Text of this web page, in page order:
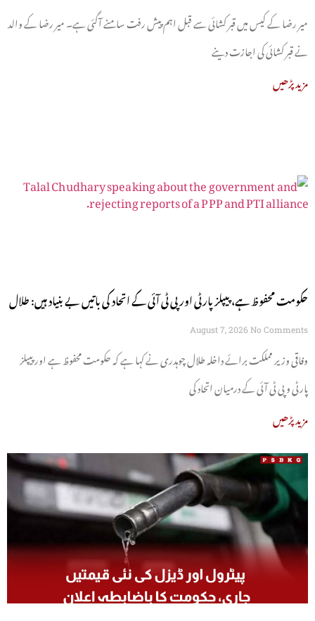
میر رضا کے کیس میں قبر کشائی سے قبل اہم پیش رفت سامنے آگئی ہے۔ میر رضا کے والد
نے قبر کشائی کی اجازت دینے
مزید پڑھیں
حکومت محفوظ ہے، پیپلز پارٹی اور پی ٹی آئی کے اتحاد کی باتیں بے بنیاد ہیں: طلال
چوہدری
August 7, 2026 No Comments
وفاقی وزیر مملکت برائے داخلہ طلال چوہدری نے کہا ہے کہ حکومت محفوظ ہے اور پیپلز
پارٹی و پی ٹی آئی کے درمیان اتحاد کی
مزید پڑھیں